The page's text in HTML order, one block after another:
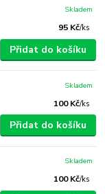
95 Kč/ks
Skladem
Přidat do košíku
100 Kč/ks
Skladem
Přidat do košíku
100 Kč/ks
Skladem